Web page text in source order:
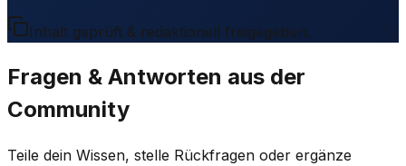
Inhalt geprüft & redaktionell freigegeben.
Fragen & Antworten aus der
Community
Teile dein Wissen, stelle Rückfragen oder ergänze